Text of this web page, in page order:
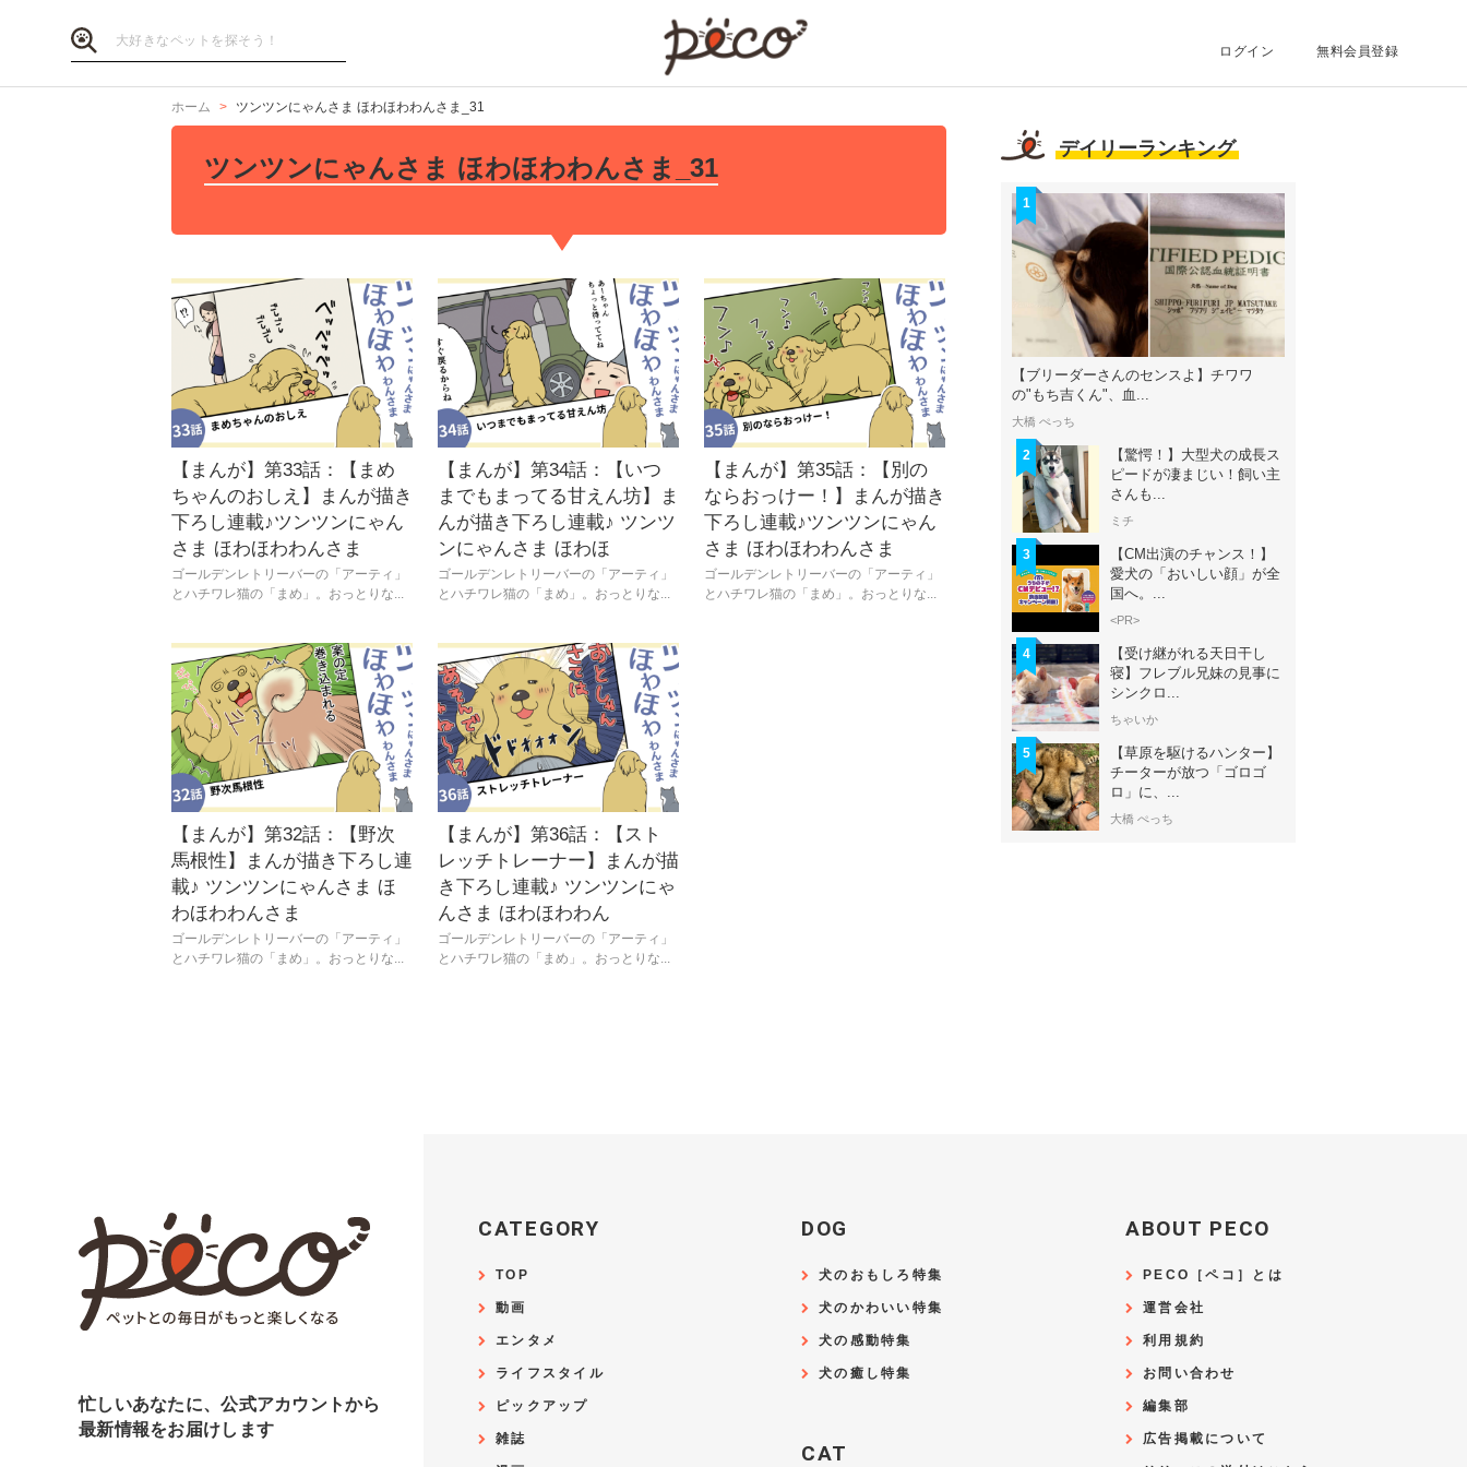
ログイン 無料会員登録
ホーム ツンツンにゃんさま ほわほわわんさま_31
ツンツンにゃんさま ほわほわわんさま_31
【まんが】第33話：【まめ
ちゃんのおしえ】まんが描き
下ろし連載♪ツンツンにゃん
さま ほわほわわんさま
ゴールデンレトリーバーの「アーティ」
とハチワレ猫の「まめ」。おっとりな...
【まんが】第34話：【いつ
までもまってる甘えん坊】ま
んが描き下ろし連載♪ ツンツ
ンにゃんさま ほわほ
ゴールデンレトリーバーの「アーティ」
とハチワレ猫の「まめ」。おっとりな...
【まんが】第35話：【別の
ならおっけー！】まんが描き
下ろし連載♪ツンツンにゃん
さま ほわほわわんさま
ゴールデンレトリーバーの「アーティ」
とハチワレ猫の「まめ」。おっとりな...
【まんが】第32話：【野次
馬根性】まんが描き下ろし連
載♪ ツンツンにゃんさま ほ
わほわわんさま
ゴールデンレトリーバーの「アーティ」
とハチワレ猫の「まめ」。おっとりな...
【まんが】第36話：【スト
レッチトレーナー】まんが描
き下ろし連載♪ ツンツンにゃ
んさま ほわほわわん
ゴールデンレトリーバーの「アーティ」
とハチワレ猫の「まめ」。おっとりな...
デイリーランキング
1
【ブリーダーさんのセンスよ】チワワ
の"もち吉くん"、血...
大橋 ぺっち
2
【驚愕！】大型犬の成長ス
ピードが凄まじい！飼い主
さんも...
ミチ
3
【CM出演のチャンス！】
愛犬の「おいしい顔」が全
国へ。...
<PR>
4
【受け継がれる天日干し
寝】フレブル兄妹の見事に
シンクロ...
ちゃいか
5
【草原を駆けるハンター】
チーターが放つ「ゴロゴ
ロ」に、...
大橋 ぺっち
忙しいあなたに、公式アカウントから
最新情報をお届けします
CATEGORY
TOP
動画
エンタメ
ライフスタイル
ピックアップ
雑誌
DOG
犬のおもしろ特集
犬のかわいい特集
犬の感動特集
犬の癒し特集
CAT
ABOUT PECO
PECO［ペコ］とは
運営会社
利用規約
お問い合わせ
編集部
広告掲載について